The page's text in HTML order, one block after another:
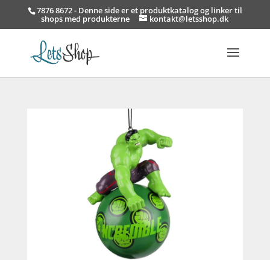
7876 8672 - Denne side er et produktkatalog og linker til
shops med produkterne kontakt@letsshop.dk